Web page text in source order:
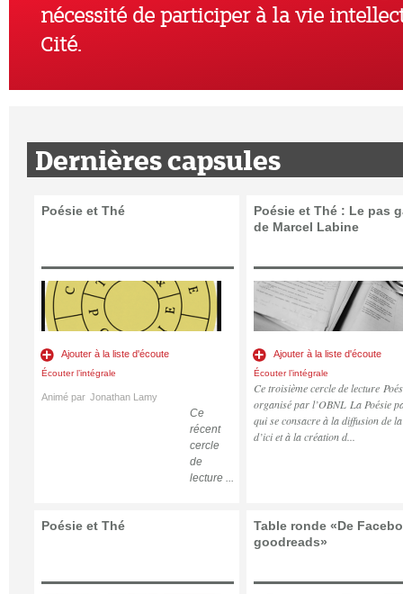
nécessité de participer à la vie
Cité.
Dernières capsules
Poésie et Thé
Ajouter à la liste d'écoute
Écouter l’intégrale
Animé par Jonathan Lamy
Ce
récent
cercle
de
lecture ...
Poésie et Thé : Le pas
de Marcel Labine
Ajouter à la liste d'écoute
Écouter l’intégrale
Ce troisième cercle de lecture
organisé par l’OBNL La Poésie
qui se consacre à la diffusion de
d’ici et à la création d...
Poésie et Thé
Table ronde «De
goodreads»